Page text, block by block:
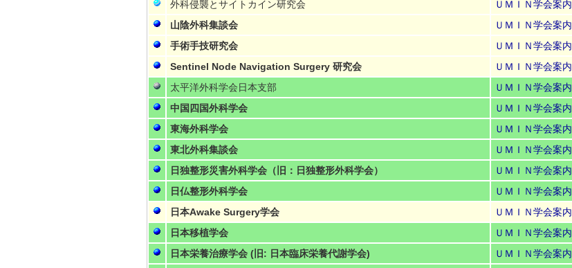
外科侵襲とサイトカイン研究会
ＵＭＩＮ学会案内
山陰外科集談会
ＵＭＩＮ学会案内
手術手技研究会
ＵＭＩＮ学会案内
Sentinel Node Navigation Surgery 研究会
ＵＭＩＮ学会案内
太平洋外科学会日本支部
ＵＭＩＮ学会案内
中国四国外科学会
ＵＭＩＮ学会案内
東海外科学会
ＵＭＩＮ学会案内
東北外科集談会
ＵＭＩＮ学会案内
日独整形災害外科学会（旧：日独整形外科学会）
ＵＭＩＮ学会案内
日仏整形外科学会
ＵＭＩＮ学会案内
日本Awake Surgery学会
ＵＭＩＮ学会案内
日本移植学会
ＵＭＩＮ学会案内
日本栄養治療学会 (旧: 日本臨床栄養代謝学会)
ＵＭＩＮ学会案内